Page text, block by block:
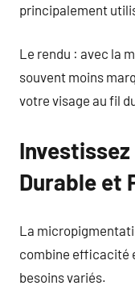
principalement
Le rendu : avec la
souvent moins
votre visage au fil
Durable et
La
combine efficacité
besoins variés.